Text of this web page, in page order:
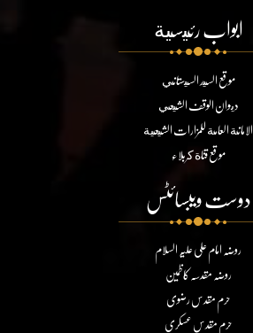
ابواب رئيسية
موقع السيد السيستاني
ديوان الوقف الشيعي
الامانة العامة للمزارات الشيعية
موقع قناة كربلاء
دوست ویبسائٹس
روضہ امام علی علیہ السلام
روضہ مقدسہ کاظمین
حرم مقدس رضوی
حرم مقدس عسکری